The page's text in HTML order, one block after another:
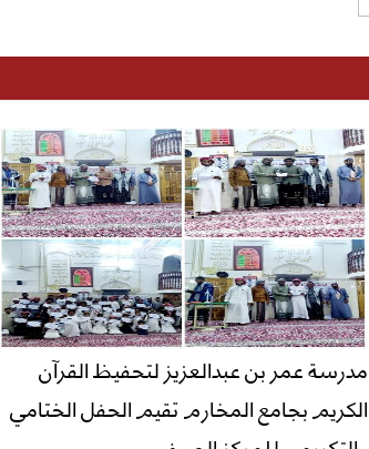
مدرسة عمر بن عبدالعزيز لتحفيظ القرآن
الكريم بجامع المخارم تقيم الحفل الختامي